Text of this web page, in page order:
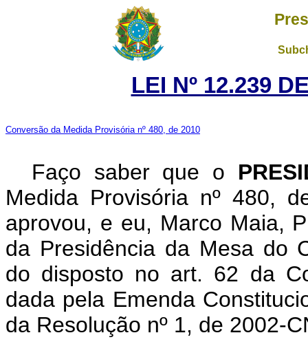
LEI Nº 12.239
Conversão da Medida Provisória nº 480, de 2010
Faço saber que o
Medida Provisória nº 480,
aprovou, e eu, Marco Maia,
da Presidência da Mesa do
do disposto no art. 62 da
dada pela Emenda
da Resolução nº 1, de 2002-